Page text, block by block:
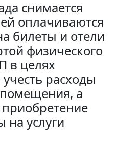
снимается
оплачиваются
билеты и отели
физического
в целях
расходы
а
на услуги